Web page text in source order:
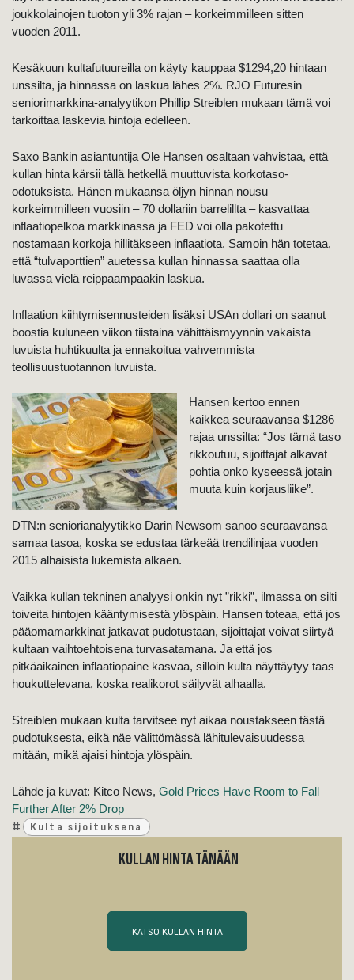
joukkolainojen tuoton yli 3% rajan – korkeimmilleen sitten
vuoden 2011.
Kesäkuun kultafutuureilla on käyty kauppaa $1294,20 hintaan
unssilta, ja hinnassa on laskua lähes 2%. RJO Futuresin
seniorimarkkina-analyytikon Phillip Streiblen mukaan tämä voi
tarkoittaa laskevia hintoja edelleen.
Saxo Bankin asiantuntija Ole Hansen osaltaan vahvistaa, että
kullan hinta kärsii tällä hetkellä muuttuvista korkotaso-
odotuksista. Hänen mukaansa öljyn hinnan nousu
korkeimmilleen vuosiin – 70 dollariin barrelillta – kasvattaa
inflaatiopelkoa markkinassa ja FED voi olla pakotettu
nostamaan korkoja hillitäkseen inflaatiota. Samoin hän totetaa,
että “tulvaporttien” auetessa kullan hinnassa saattaa olla
luvassa vielä reippaampaakin laskua.
Inflaation kiihtymisennusteiden lisäksi USAn dollari on saanut
boostia kuluneen viikon tiistaina vähittäismyynnin vakaista
luvuista huhtikuulta ja ennakoitua vahvemmista
teollisuustuotannon luvuista.
Hansen kertoo ennen
kaikkea seuraavansa $1286
rajaa unssilta: “Jos tämä taso
rikkoutuu, sijoittajat alkavat
pohtia onko kyseessä jotain
muuta kuin korjausliike”.
DTN:n seniorianalyytikko Darin Newsom sanoo seuraavansa
samaa tasoa, koska se edustaa tärkeää trendilinjaa vuoden
2015 alhaisista lukemista alkaen.
Vaikka kullan tekninen analyysi onkin nyt ”rikki”, ilmassa on silti
toiveita hintojen kääntymisestä ylöspäin. Hansen toteaa, että jos
pääomamarkkinat jatkavat pudotustaan, sijoittajat voivat siirtyä
kultaan vaihtoehtoisena turvasatamana. Ja että jos
pitkäaikainen inflaatiopaine kasvaa, silloin kulta näyttäytyy taas
houkuttelevana, koska realikorot säilyvät alhaalla.
Streiblen mukaan kulta tarvitsee nyt aikaa noustakseen tästä
pudotuksesta, eikä näe välittömässä lähitulevaisuudessa
mitään, mikä ajaisi hintoja ylöspäin.
Lähde ja kuvat: Kitco News, Gold Prices Have Room to Fall
Further After 2% Drop
# Kulta sijoituksena
KULLAN HINTA TÄNÄÄN
KATSO KULLAN HINTA